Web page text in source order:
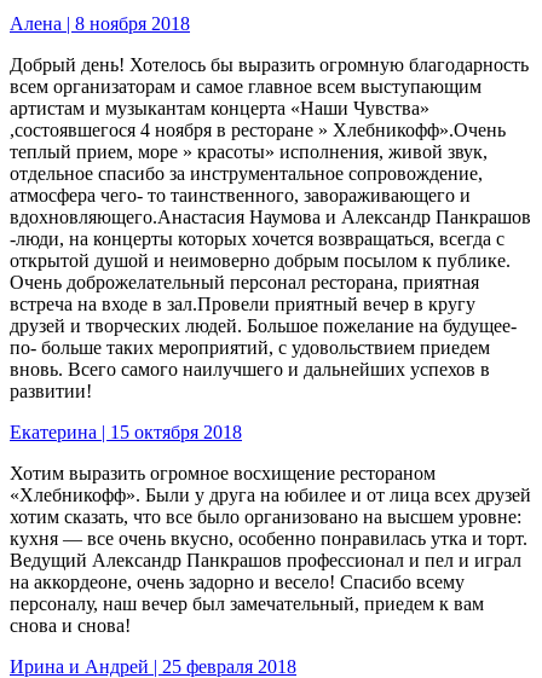
Алена | 8 ноября 2018
Добрый день! Хотелось бы выразить огромную благодарность
всем организаторам и самое главное всем выступающим
артистам и музыкантам концерта «Наши Чувства»
,состоявшегося 4 ноября в ресторане » Хлебникофф».Очень
теплый прием, море » красоты» исполнения, живой звук,
отдельное спасибо за инструментальное сопровождение,
атмосфера чего- то таинственного, завораживающего и
вдохновляющего.Анастасия Наумова и Александр Панкрашов
-люди, на концерты которых хочется возвращаться, всегда с
открытой душой и неимоверно добрым посылом к публике.
Очень доброжелательный персонал ресторана, приятная
встреча на входе в зал.Провели приятный вечер в кругу
друзей и творческих людей. Большое пожелание на будущее-
по- больше таких мероприятий, с удовольствием приедем
вновь. Всего самого наилучшего и дальнейших успехов в
развитии!
Екатерина | 15 октября 2018
Хотим выразить огромное восхищение рестораном
«Хлебникофф». Были у друга на юбилее и от лица всех друзей
хотим сказать, что все было организовано на высшем уровне:
кухня — все очень вкусно, особенно понравилась утка и торт.
Ведущий Александр Панкрашов профессионал и пел и играл
на аккордеоне, очень задорно и весело! Спасибо всему
персоналу, наш вечер был замечательный, приедем к вам
снова и снова!
Ирина и Андрей | 25 февраля 2018